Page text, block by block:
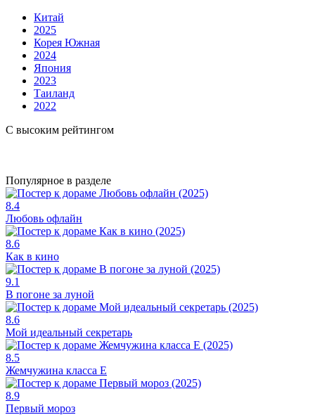
Китай
2025
Корея Южная
2024
Япония
2023
Таиланд
2022
С высоким рейтингом
Популярное в разделе
8.4
Любовь офлайн
8.6
Как в кино
9.1
В погоне за луной
8.6
Мой идеальный секретарь
8.5
Жемчужина класса Е
8.9
Первый мороз